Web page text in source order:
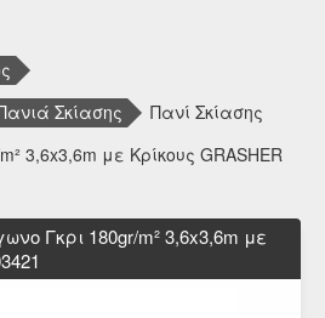
Σκίασης
Πανί Σκίασης
3,6x3,6m με Κρίκους GRASHER
Γκρι 180gr/m² 3,6x3,6m με